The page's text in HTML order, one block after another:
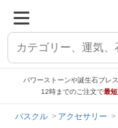
パワーストーンや誕生石ブレ
12時までのご注文で最
パスクル アクセサリー